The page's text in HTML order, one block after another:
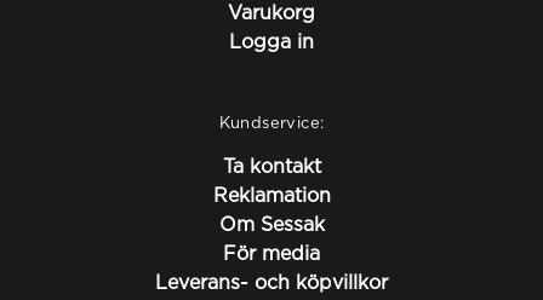
Varukorg
Logga in
Kundservice:
Ta kontakt
Reklamation
Om Sessak
För media
Leverans- och köpvillkor